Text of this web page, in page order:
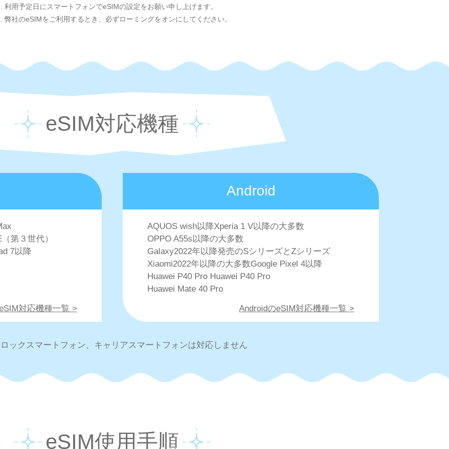
利用予定日にスマートフォンでeSIMの設定をお願い申し上げます。
弊社のeSIMをご利用するとき、必ずローミングをオンにしてください。
eSIM対応機種
第３世代）
7以降
対応機種一覧 >
Android
AQUOS wish以降Xperia 1 V以降の大多数
OPPO A55s以降の大多数
Galaxy2022年以降発売のSシリーズとZシリーズ
Xiaomi2022年以降の大多数Google Pixel 4以降
Huawei P40 Pro Huawei P40 Pro
Huawei Mate 40 Pro
AndroidのeSIM対応機種一覧 >
ックスマートフォン、キャリアスマートフォンは対応しません
eSIM使用手順